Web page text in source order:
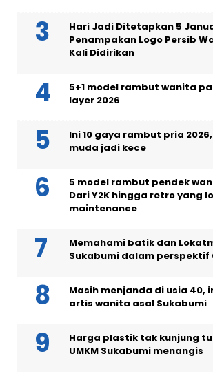
Hari Jadi Ditetapkan 5
Penampakan Logo Persib
Kali Didirikan
5+1 model rambut wanita
layer 2026
Ini 10 gaya rambut pria
muda jadi kece
5 model rambut pendek
Dari Y2K hingga retro yang
maintenance
Memahami batik dan
Sukabumi dalam perspektif
Masih menjanda di usia 40,
artis wanita asal Sukabumi
Harga plastik tak kunjung
UMKM Sukabumi menangis